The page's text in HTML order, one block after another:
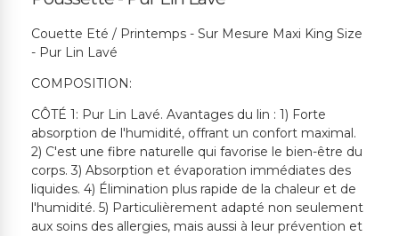
Couette Eté / Printemps - Sur Mesure Maxi King Size
- Pur Lin Lavé
COMPOSITION:
CÔTÉ 1: Pur Lin Lavé. Avantages du lin : 1) Forte
absorption de l'humidité, offrant un confort maximal.
2) C'est une fibre naturelle qui favorise le bien-être du
corps. 3) Absorption et évaporation immédiates des
liquides. 4) Élimination plus rapide de la chaleur et de
l'humidité. 5) Particulièrement adapté non seulement
aux soins des allergies, mais aussi à leur prévention et